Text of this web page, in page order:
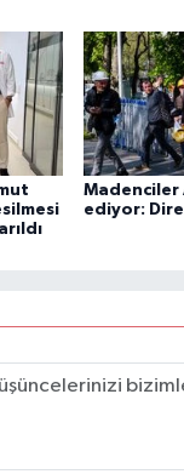
Madenciler
ediyor: